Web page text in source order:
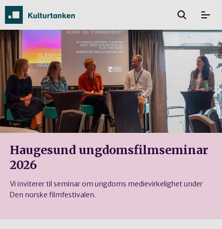
Haugesund ungdomsfilmseminar
2026
Vi inviterer til seminar om ungdoms medievirkelighet under
Den norske filmfestivalen.